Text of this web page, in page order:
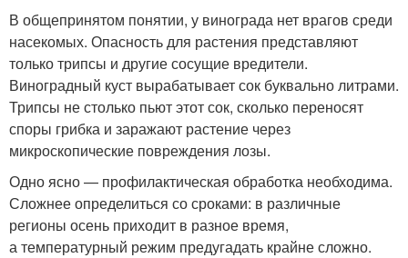
В общепринятом понятии, у винограда нет врагов среди
насекомых. Опасность для растения представляют
только трипсы и другие сосущие вредители.
Виноградный куст вырабатывает сок буквально литрами.
Трипсы не столько пьют этот сок, сколько переносят
споры грибка и заражают растение через
микроскопические повреждения лозы.
Одно ясно — профилактическая обработка необходима.
Сложнее определиться со сроками: в различные
регионы осень приходит в разное время,
а температурный режим предугадать крайне сложно.